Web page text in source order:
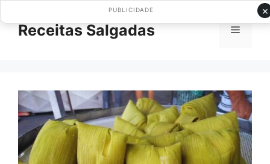
paraReceitas Salgadas Menu
×
PUBLICIDADE